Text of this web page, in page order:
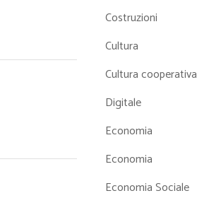
Costruzioni
Cultura
Cultura cooperativa
Digitale
Economia
Economia
Economia Sociale